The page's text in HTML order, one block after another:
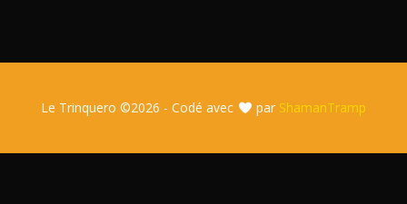
Le Trinquero ©2026 - Codé avec par ShamanTramp